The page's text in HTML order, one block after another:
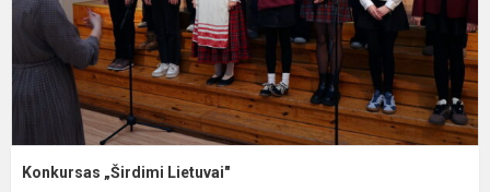
Konkursas „Širdimi Lietuvai"